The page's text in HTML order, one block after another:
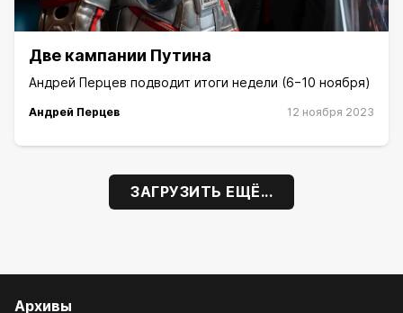
Две кампании Путина
Андрей Перцев подводит итоги недели (6−10 ноября)
Андрей Перцев 12 ноября 2023
ЗАГРУЗИТЬ ЕЩЁ...
Архивы